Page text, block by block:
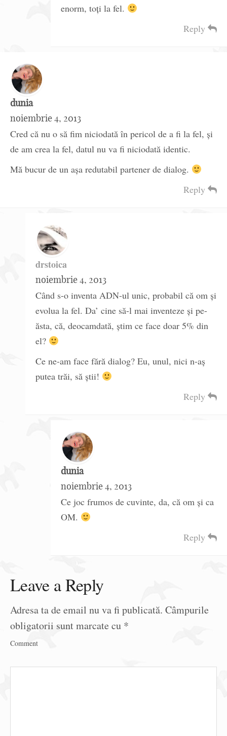
enorm, toți la fel.
Reply
dunia
noiembrie 4, 2013
Cred că nu o să fim niciodată în pericol de a fi la fel, și
de am crea la fel, datul nu va fi niciodată identic.
Mă bucur de un așa redutabil partener de dialog.
Reply
drstoica
noiembrie 4, 2013
Când s-o inventa ADN-ul unic, probabil că om și
evolua la fel. Da’ cine să-l mai inventeze și pe-
ăsta, că, deocamdată, știm ce face doar 5% din
el?
Ce ne-am face fără dialog? Eu, unul, nici n-aș
putea trăi, să știi!
Reply
dunia
noiembrie 4, 2013
Ce joc frumos de cuvinte, da, că om și ca
OM.
Reply
Leave a Reply
Adresa ta de email nu va fi publicată. Câmpurile
obligatorii sunt marcate cu *
Comment